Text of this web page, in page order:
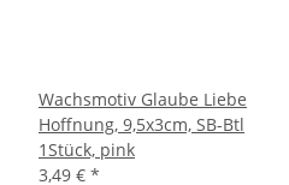
Wachsmotiv Glaube Liebe
Hoffnung, 9,5x3cm, SB-Btl
1Stück, pink
3,49 € *